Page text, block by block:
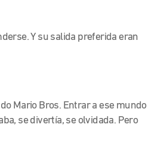
Y su salida preferida eran
Mario Bros. Entrar a ese mundo
se divertía, se olvidada. Pero